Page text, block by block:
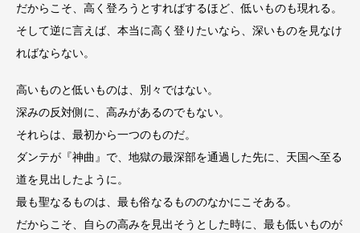
だからこそ、高く登ろうとすればするほど、低いものも現れる。
そして逆に言えば、本当に高く登りたいなら、深いものを見なけ
ればならない。
高いものと低いものは、別々ではない。
深みの反対側に、高みがあるのでもない。
それらは、最初から一つのものだ。
ダンテが『神曲』で、地獄の最深部を通過した先に、天国へ至る
道を見出したように。
最も聖なるものは、最も俗なるもののなかにこそある。
だからこそ、自らの高みを見出そうとした時に、最も低いものが